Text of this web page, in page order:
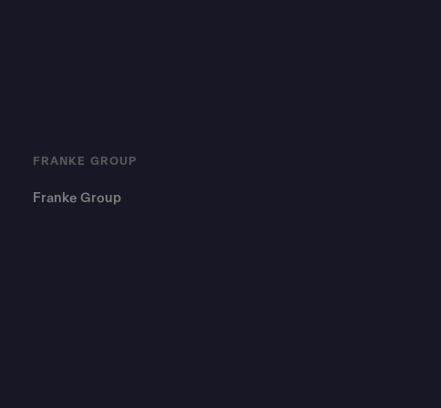
FRANKE GROUP
Franke Group